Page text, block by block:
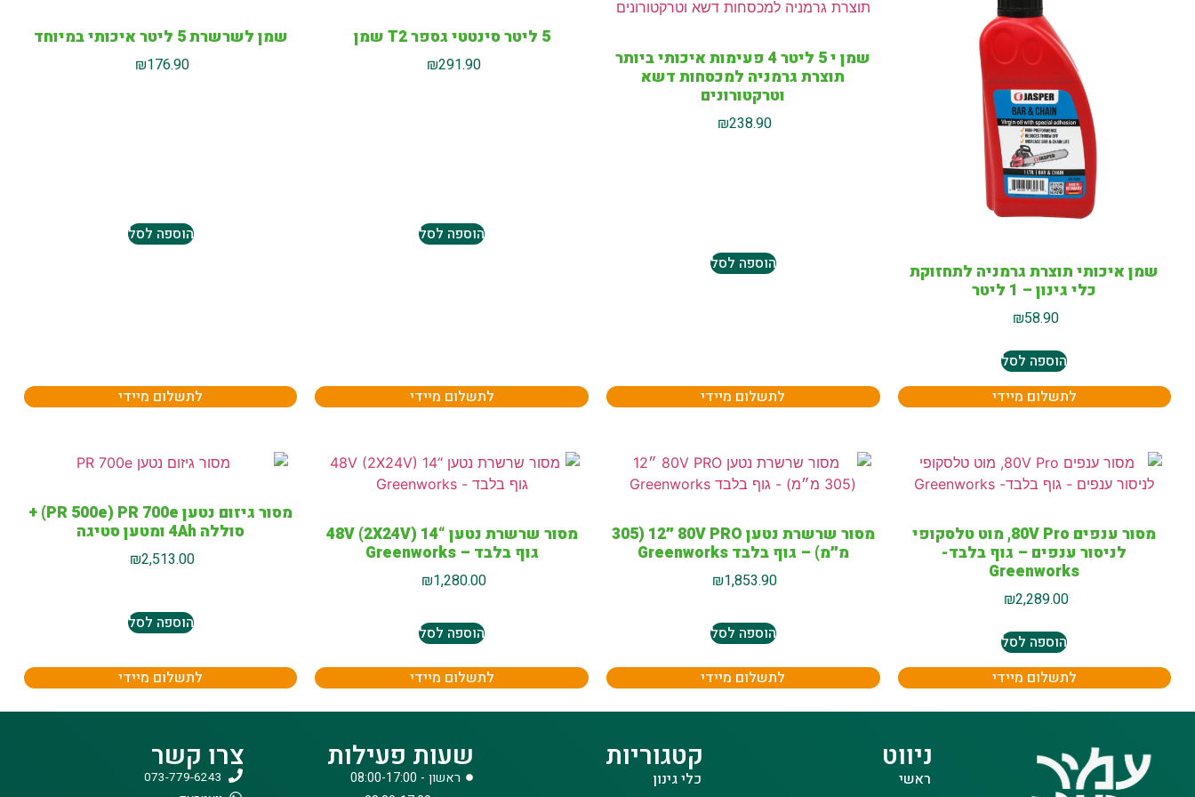
שמן איכותי תוצרת גרמניה לתחזוקת
כלי גינון – 1 ליטר
₪58.90
הוספה לסל
לתשלום מיידי
שמן י 5 ליטר 4 פעימות איכותי ביותר
תוצרת גרמניה למכסחות דשא
וטרקטורונים
₪238.90
הוספה לסל
לתשלום מיידי
5 ליטר סינטטי גספר T2 שמן
₪291.90
הוספה לסל
לתשלום מיידי
שמן לשרשרת 5 ליטר איכותי במיוחד
₪176.90
הוספה לסל
לתשלום מיידי
מסור ענפים 80V Pro, מוט טלסקופי
לניסור ענפים – גוף בלבד-
Greenworks
₪2,289.00
הוספה לסל
לתשלום מיידי
מסור שרשרת נטען 80V PRO ״12 (305
מ״מ) – גוף בלבד Greenworks
₪1,853.90
הוספה לסל
לתשלום מיידי
מסור שרשרת נטען “14 48V (2X24V)
גוף בלבד – Greenworks
₪1,280.00
הוספה לסל
לתשלום מיידי
מסור גיזום נטען PR 500e) PR 700e) +
סוללה 4Ah ומטען סטיגה
₪2,513.00
הוספה לסל
לתשלום מיידי
ניווט
ראשי
קטגוריות
כלי גינון
שעות פעילות
ראשון - 08:00-17:00
צרו קשר
073-779-6243